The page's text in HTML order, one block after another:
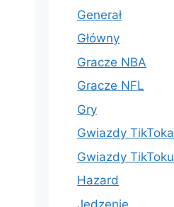
Generał
Główny
Gracze NBA
Gracze NFL
Gry
Gwiazdy TikToka
Gwiazdy TikToku
Hazard
Jedzenie